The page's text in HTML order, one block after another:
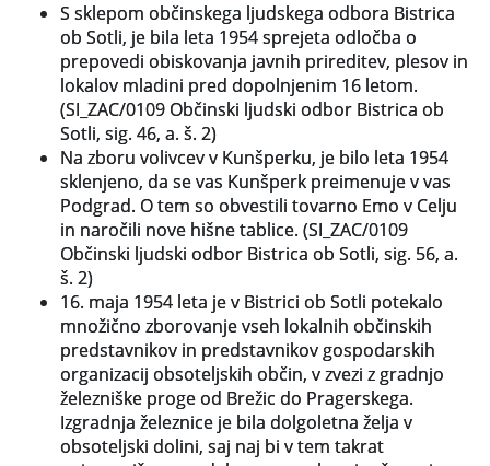
Slovenski elektronski arhiv
Anonimka
Virtualni.ZAC
Publikacije
S sklepom občinskega ljudskega odbora Bistrica
ob Sotli, je bila leta 1954 sprejeta odločba o
prepovedi obiskovanja javnih prireditev, plesov in
lokalov mladini pred dopolnjenim 16 letom.
(SI_ZAC/0109 Občinski ljudski odbor Bistrica ob
Sotli, sig. 46, a. š. 2)
Na zboru volivcev v Kunšperku, je bilo leta 1954
sklenjeno, da se vas Kunšperk preimenuje v vas
Podgrad. O tem so obvestili tovarno Emo v Celju
in naročili nove hišne tablice. (SI_ZAC/0109
Občinski ljudski odbor Bistrica ob Sotli, sig. 56, a.
š. 2)
16. maja 1954 leta je v Bistrici ob Sotli potekalo
množično zborovanje vseh lokalnih občinskih
predstavnikov in predstavnikov gospodarskih
organizacij obsoteljskih občin, v zvezi z gradnjo
železniške proge od Brežic do Pragerskega.
Izgradnja železnice je bila dolgoletna želja v
obsoteljski dolini, saj naj bi v tem takrat